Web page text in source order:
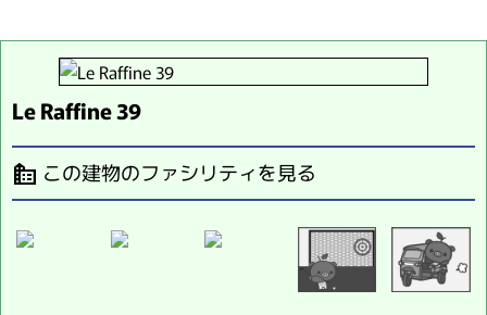
Le Raffine 39
source_environment この建物のファシリティを見る